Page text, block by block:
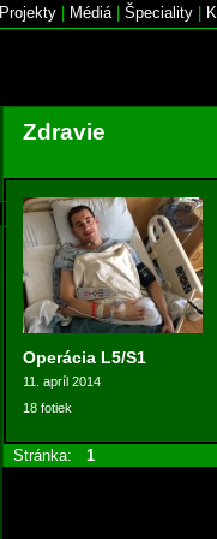
Projekty Médiá| Špeciality
Zdravie
Operácia L5/S1
11. apríl 2014
18 fotiek
Stránka: 1